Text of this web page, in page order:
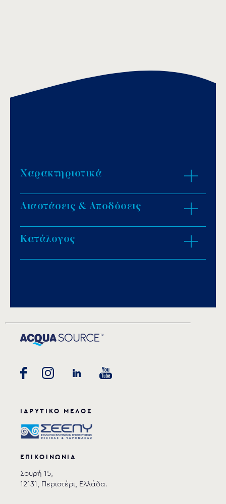
Χαρακτηριστικά
Εγκατάσταση: επαγγελματικές πισίνες.
Διαστάσεις & Αποδόσεις
Μοντέλο
Επιφάνεια
φιλτρανσης
WG1032HFE 436 cm²
Κατάλογος
ΙΔΡΥΤΙΚΟ ΜΕΛΟΣ
ΕΠΙΚΟΙΝΩΝΙΑ
Σουρή 15,
12131, Περιστέρι, Ελλάδα.